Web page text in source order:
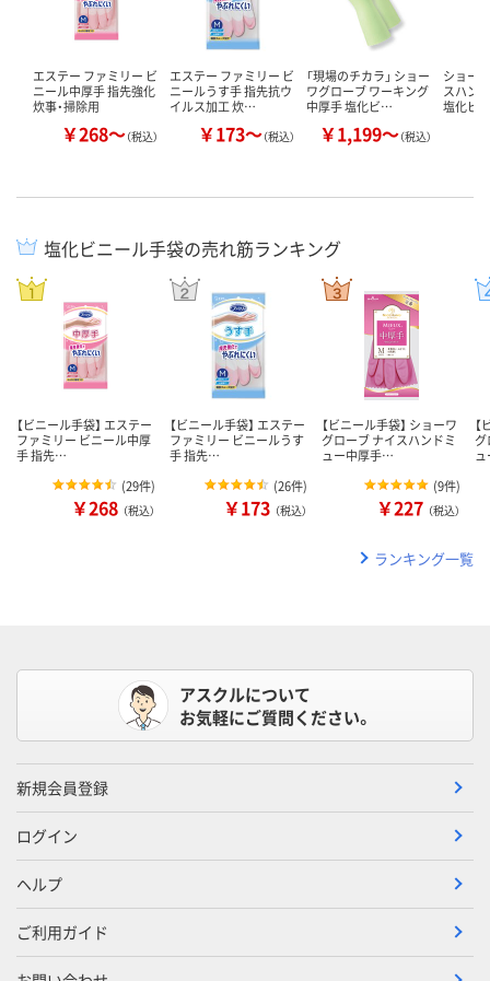
エステー ファミリー ビ
ニール中厚手 指先強化
炊事・掃除用
￥268～（税込）
エステー ファミリー ビ
ニールうす手 指先抗ウ
イルス加工 炊…
￥173～（税込）
「現場のチカラ」 ショー
ワグローブ ワーキング
中厚手 塩化ビ…
￥1,199～（税込）
ショー
スハン
塩化ビ
塩化ビニール手袋の売れ筋ランキング
【ビニール手袋】 エステー
ファミリー ビニール中厚
手 指先…
(29件)
￥268 （税込）
【ビニール手袋】 エステー
ファミリー ビニールうす
手 指先…
(26件)
￥173 （税込）
【ビニール手袋】 ショーワ
グローブ ナイスハンドミ
ュー中厚手…
(9件)
￥227 （税込）
ランキング一覧
アスクルについて
お気軽にご質問ください。
新規会員登録
ログイン
ヘルプ
ご利用ガイド